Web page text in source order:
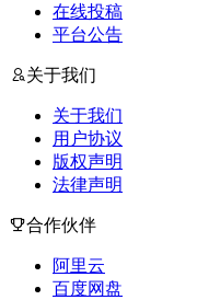
在线投稿
平台公告
关于我们
关于我们
用户协议
版权声明
法律声明
合作伙伴
阿里云
百度网盘